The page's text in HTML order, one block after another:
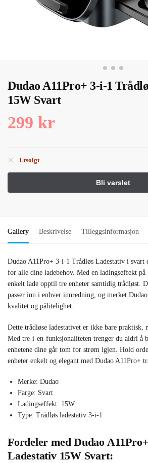
Dudao A11Pro+ 3-i-1
15W Svart
299 kr
Utsolgt
Gallery Beskrivelse Tilleggsinformasjon
Dudao A11Pro+ 3-i-1 Trådløs Ladestativ i svart
for alle dine ladebehov. Med en ladingseffekt
enkelt lade opptil tre enheter samtidig trådløst.
passer inn i enhver innredning, og merket
kvalitet og pålitelighet.
Dette trådløse ladestativet er ikke bare praktisk,
Med tre-i-en-funksjonaliteten trenger du aldri å
enhetene dine går tom for strøm igjen. Hold
enheter enkelt og elegant med Dudao A11Pro+
Merke: Dudao
Farge: Svart
Ladingseffekt: 15W
Type: Trådløs ladestativ 3-i-1
Fordeler med Dudao
Ladestativ 15W Svart: